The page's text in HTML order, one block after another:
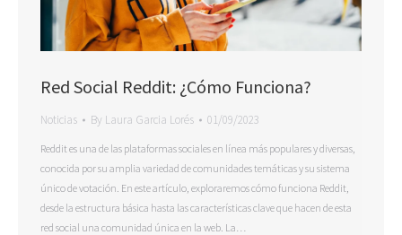
Red Social Reddit: ¿Cómo Funciona?
Noticias By Laura Garcia Lorés 01/09/2023
Reddit es una de las plataformas sociales en línea más populares y diversas,
conocida por su amplia variedad de comunidades temáticas y su sistema
único de votación. En este artículo, exploraremos cómo funciona Reddit,
desde la estructura básica hasta las características clave que hacen de esta
red social una comunidad única en la web. La…